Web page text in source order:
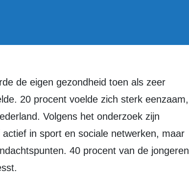
20 procent voelde zich sterk eenzaam,
Volgens het onderzoek zijn
in sport en sociale netwerken, maar
40 procent van de jongeren